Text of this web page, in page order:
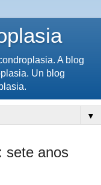
A blog
Un blog
▼
sete anos